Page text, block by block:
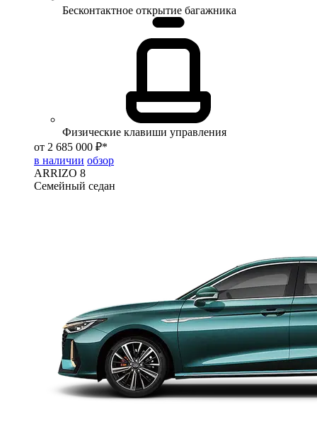
Бесконтактное открытие багажника
Физические клавиши управления
от 2 685 000 ₽*
в наличии обзор
ARRIZO 8
Семейный седан